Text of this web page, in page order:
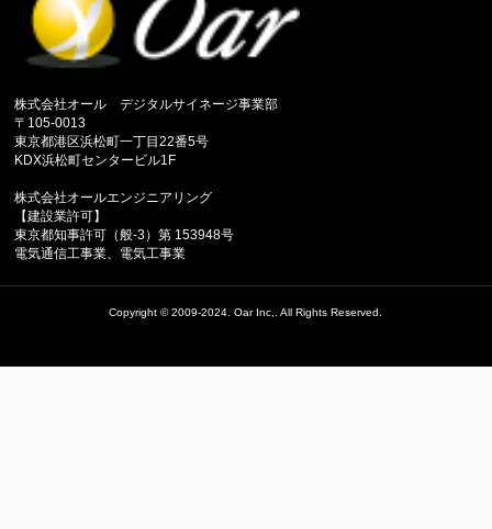
株式会社オール デジタルサイネージ事業部
〒105-0013
東京都港区浜松町一丁目22番5号
KDX浜松町センタービル1F
株式会社オールエンジニアリング
【建設業許可】
東京都知事許可（般-3）第 153948号
電気通信工事業、電気工事業
Copyright ©2009-2024. Oar Inc,. All Rights Reserved.